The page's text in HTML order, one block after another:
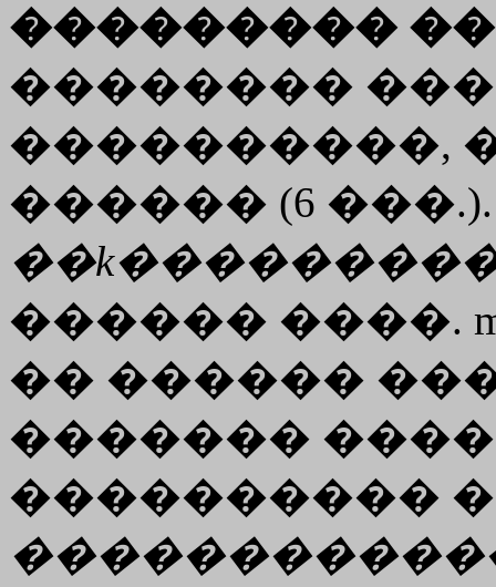
���������
��������
����������,
������ (6
��
������ ����.
�� ������
�������
����������